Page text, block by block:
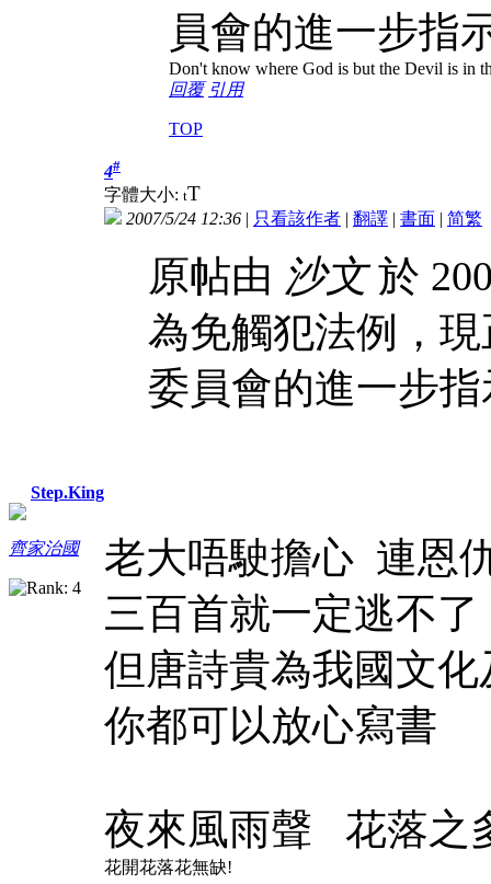
員會的進一步指
Don't know where God is but the Devil is in
回覆 引用
TOP
Step.King
齊家治國
4#
字體大小: tT
2007/5/24 12:36 | 只看該作者 | 翻譯 | 書面 | 简繁
原帖由 沙文於
為免觸犯法例，
委員會的進一步指
老大唔駛擔心 連恩
三百首就一定逃不了
但唐詩貴為我國文
你都可以放心寫書
夜來風雨聲 花落之
花開花落花無缺!